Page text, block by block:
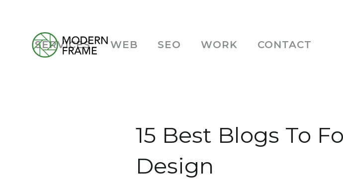
SERVICES WEB SEO WORK CONTACT
15 Best Blogs To
Design